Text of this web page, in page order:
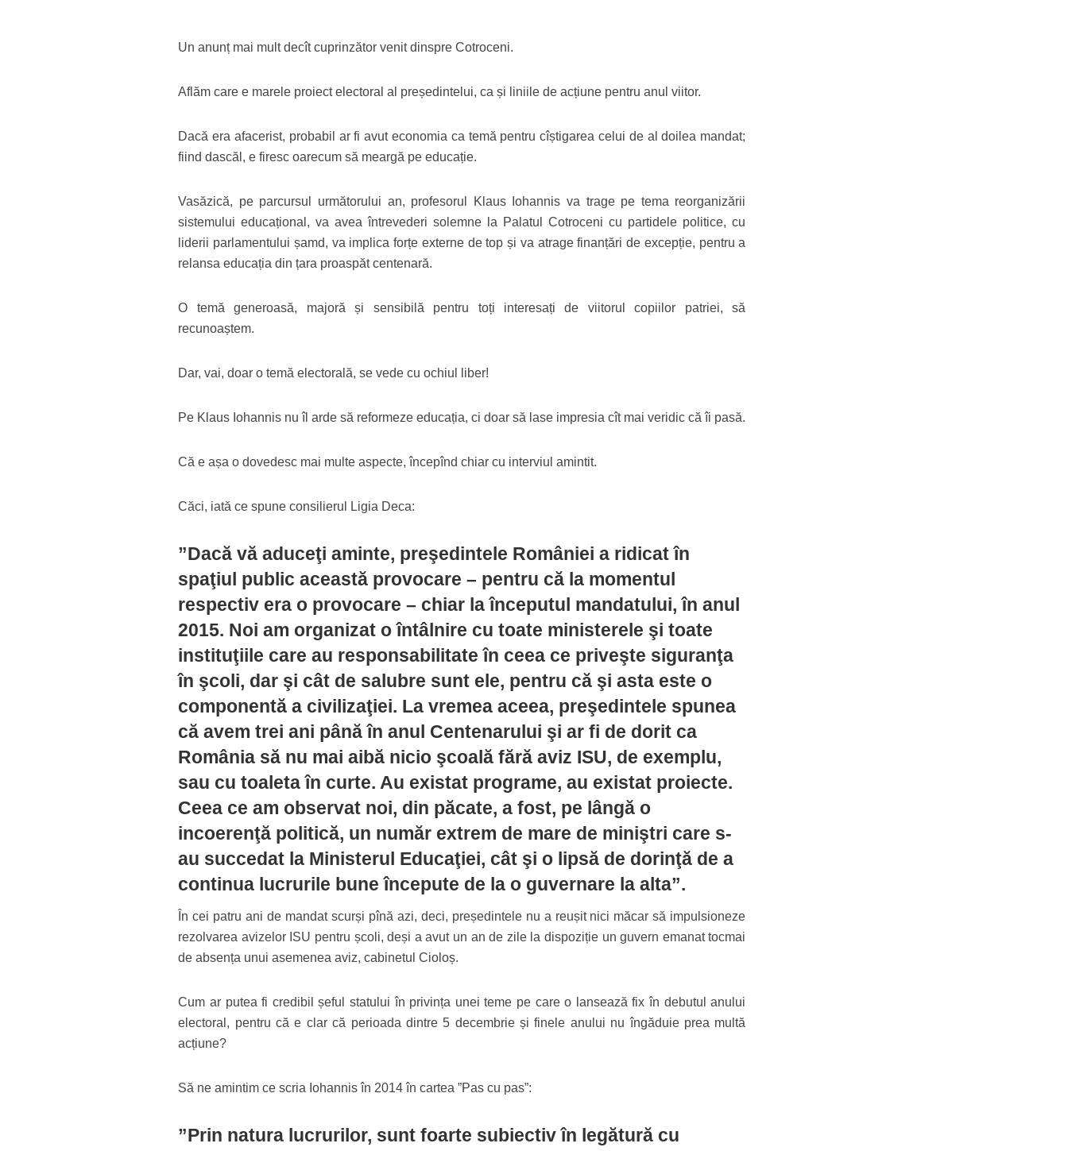
Un anunț mai mult decît cuprinzător venit dinspre Cotroceni.
Aflăm care e marele proiect electoral al președintelui, ca și liniile de acțiune pentru anul viitor.
Dacă era afacerist, probabil ar fi avut economia ca temă pentru cîștigarea celui de al doilea mandat;
fiind dascăl, e firesc oarecum să meargă pe educație.
Vasăzică, pe parcursul următorului an, profesorul Klaus Iohannis va trage pe tema reorganizării
sistemului educațional, va avea întrevederi solemne la Palatul Cotroceni cu partidele politice, cu
liderii parlamentului șamd, va implica forțe externe de top și va atrage finanțări de excepție, pentru a
relansa educația din țara proaspăt centenară.
O temă generoasă, majoră și sensibilă pentru toți interesați de viitorul copiilor patriei, să
recunoaștem.
Dar, vai, doar o temă electorală, se vede cu ochiul liber!
Pe Klaus Iohannis nu îl arde să reformeze educația, ci doar să lase impresia cît mai veridic că îi pasă.
Că e așa o dovedesc mai multe aspecte, începînd chiar cu interviul amintit.
Căci, iată ce spune consilierul Ligia Deca:
”Dacă vă aduceţi aminte, preşedintele României a ridicat în
spaţiul public această provocare – pentru că la momentul
respectiv era o provocare – chiar la începutul mandatului, în anul
2015. Noi am organizat o întâlnire cu toate ministerele şi toate
instituţiile care au responsabilitate în ceea ce priveşte siguranţa
în şcoli, dar şi cât de salubre sunt ele, pentru că şi asta este o
componentă a civilizaţiei. La vremea aceea, preşedintele spunea
că avem trei ani până în anul Centenarului şi ar fi de dorit ca
România să nu mai aibă nicio şcoală fără aviz ISU, de exemplu,
sau cu toaleta în curte. Au existat programe, au existat proiecte.
Ceea ce am observat noi, din păcate, a fost, pe lângă o
incoerenţă politică, un număr extrem de mare de miniştri care s-
au succedat la Ministerul Educaţiei, cât şi o lipsă de dorinţă de a
continua lucrurile bune începute de la o guvernare la alta”.
În cei patru ani de mandat scurși pînă azi, deci, președintele nu a reușit nici măcar să impulsioneze
rezolvarea avizelor ISU pentru școli, deși a avut un an de zile la dispoziție un guvern emanat tocmai
de absența unui asemenea aviz, cabinetul Cioloș.
Cum ar putea fi credibil șeful statului în privința unei teme pe care o lansează fix în debutul anului
electoral, pentru că e clar că perioada dintre 5 decembrie și finele anului nu îngăduie prea multă
acțiune?
Să ne amintim ce scria Iohannis în 2014 în cartea ”Pas cu pas”:
”Prin natura lucrurilor, sunt foarte subiectiv în legătură cu